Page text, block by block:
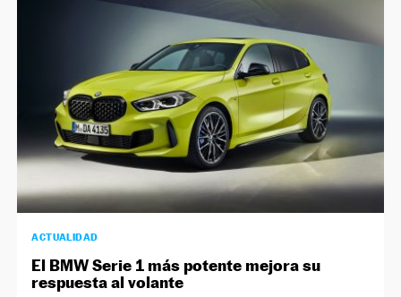
ACTUALIDAD
El BMW Serie 1 más potente mejora su
respuesta al volante